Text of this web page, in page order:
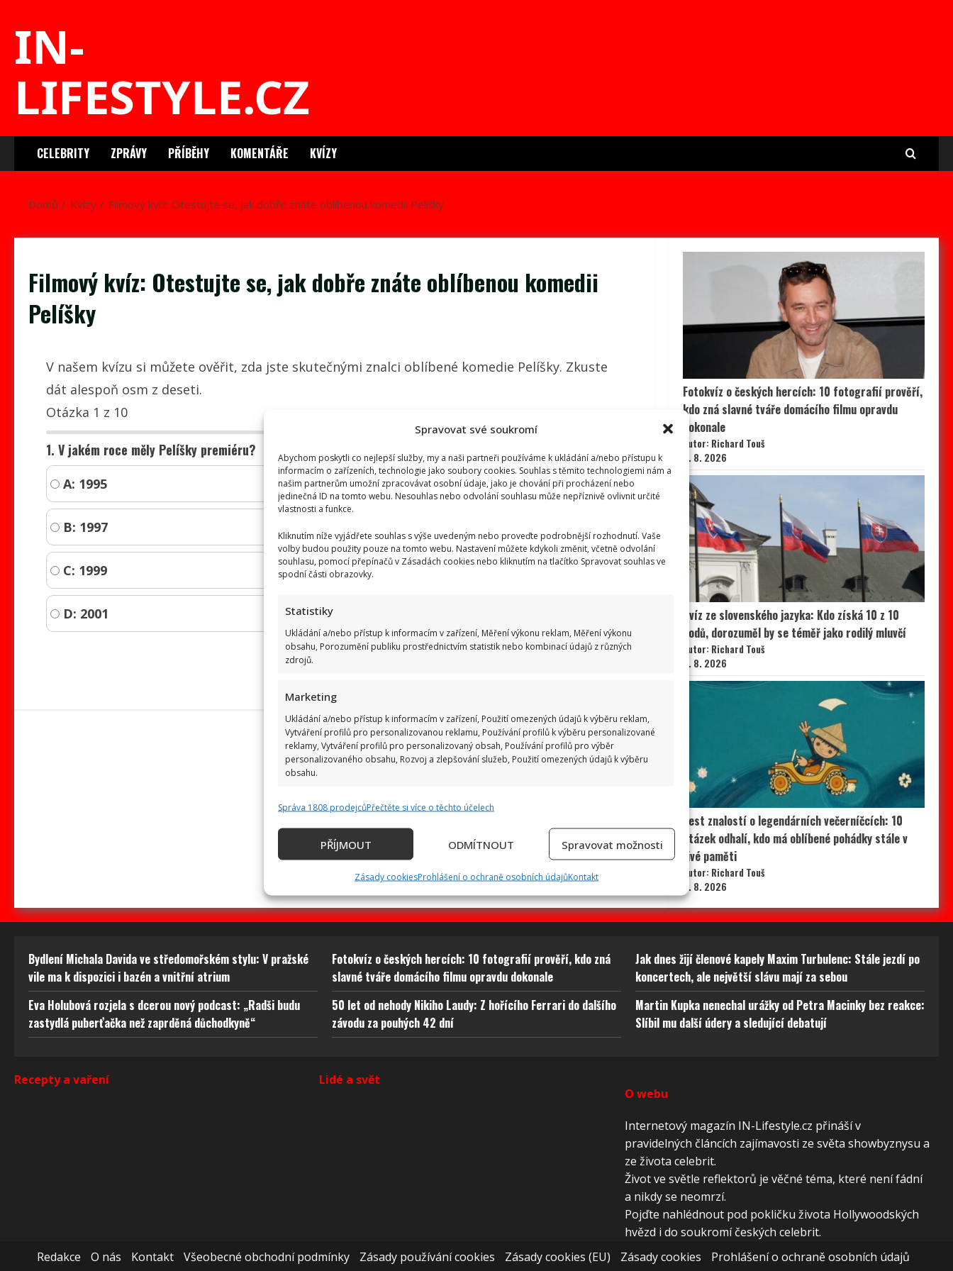
Spravovat své soukromí
Abychom poskytli co nejlepší služby, my a naši partneři používáme k ukládání a/nebo přístupu k
informacím o zařízeních, technologie jako soubory cookies. Souhlas s těmito technologiemi nám a
našim partnerům umožní zpracovávat osobní údaje, jako je chování při procházení nebo
jedinečná ID na tomto webu. Nesouhlas nebo odvolání souhlasu může nepříznivě ovlivnit určité
vlastnosti a funkce.
Kliknutím níže vyjádřete souhlas s výše uvedeným nebo proveďte podrobnější rozhodnutí. Vaše
volby budou použity pouze na tomto webu. Nastavení můžete kdykoli změnit, včetně odvolání
souhlasu, pomocí přepínačů v Zásadách cookies nebo kliknutím na tlačítko Spravovat souhlas ve
spodní části obrazovky.
Statistiky
Ukládání a/nebo přístup k informacím v zařízení, Měření výkonu reklam, Měření výkonu
obsahu, Porozumění publiku prostřednictvím statistik nebo kombinací údajů z různých
zdrojů.
Marketing
Ukládání a/nebo přístup k informacím v zařízení, Použití omezených údajů k výběru reklam,
Vytváření profilů pro personalizovanou reklamu, Používání profilů k výběru personalizované
reklamy, Vytváření profilů pro personalizovaný obsah, Používání profilů pro výběr
personalizovaného obsahu, Rozvoj a zlepšování služeb, Použití omezených údajů k výběru
obsahu.
Funkce
Přiřazování a kombinování údajů z jiných zdrojů údajů, Propojení různých
zařízení, Identifikace zařízení na základě automaticky přenášených informací.
Používání přesných údajů o zeměpisné poloze, Identifikace zařízení na
základě aktivně požadovaných informací.
odstraňování chyb, Poskytování a zobrazování reklamy a
obsahu, Ukládání a sdělování voleb ochrany osobních údajů.
Vždy aktivní
Správa 1808 prodejcůPřečtěte si více o těchto účelech
PŘÍJMOUT ODMÍTNOUT Spravovat možnosti
Zásady cookiesProhlášení o ochraně osobních údajůKontakt
IN-
LIFESTYLE.CZ
CELEBRITY ZPRÁVY PŘÍBĚHY KOMENTÁŘE KVÍZY
Domů Kvízy Filmový kvíz: Otestujte se, jak dobře znáte oblíbenou komedii Pelíšky
Filmový kvíz: Otestujte se, jak dobře znáte oblíbenou komedii
Pelíšky
V našem kvízu si můžete ověřit, zda jste skutečnými znalci oblíbené komedie Pelíšky. Zkuste
dát alespoň osm z deseti.
Otázka 1 z 10
1. V jakém roce měly Pelíšky premiéru?
A: 1995
B: 1997
C: 1999
D: 2001
Fotokvíz o českých hercích: 10 fotografií prověří,
kdo zná slavné tváře domácího filmu opravdu
dokonale
Autor: Richard Touš
5. 8. 2026
Kvíz ze slovenského jazyka: Kdo získá 10 z 10
bodů, dorozuměl by se téměř jako rodilý mluvčí
Autor: Richard Touš
5. 8. 2026
Test znalostí o legendárních večerníčcích: 10
otázek odhalí, kdo má oblíbené pohádky stále v
živé paměti
Autor: Richard Touš
5. 8. 2026
Bydlení Michala Davida ve středomořském stylu: V pražské
vile ma k dispozici i bazén a vnitřní atrium
Fotokvíz o českých hercích: 10 fotografií prověří, kdo zná
slavné tváře domácího filmu opravdu dokonale
Jak dnes žijí členové kapely Maxim Turbulenc: Stále jezdí po
koncertech, ale největší slávu mají za sebou
Eva Holubová rozjela s dcerou nový podcast: „Radši budu
zastydlá puberťačka než zaprděná důchodkyně“
50 let od nehody Nikiho Laudy: Z hořícího Ferrari do dalšího
závodu za pouhých 42 dní
Martin Kupka nenechal urážky od Petra Macinky bez reakce:
Slíbil mu další údery a sledující debatují
Recepty a vaření
Lidé a svět
O webu
Internetový magazín IN-Lifestyle.cz přináší v
pravidelných článcích zajímavosti ze světa showbyznysu a
ze života celebrit.
Život ve světle reflektorů je věčné téma, které není fádní
a nikdy se neomrzí.
Pojďte nahlédnout pod pokličku života Hollywoodských
hvězd i do soukromí českých celebrit.
Redakce
O nás Kontakt Všeobecné obchodní podmínky Zásady používání cookies Zásady cookies (EU) Zásady cookies Prohlášení o ochraně osobních údajů